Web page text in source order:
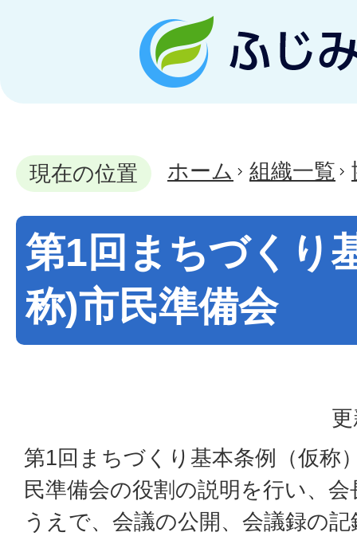
現在の位置 ホーム 組織一覧
第1回まちづくり
称)市民準備会
第1回まちづくり基本条例（仮称
民準備会の役割の説明を行い、
うえで、会議の公開、会議録の